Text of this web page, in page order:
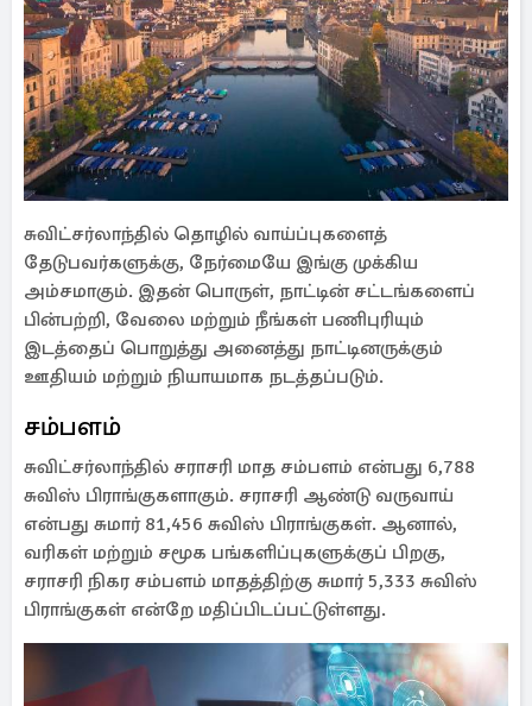
சுவிட்சர்லாந்தில் தொழில் வாய்ப்புகளைத்
தேடுபவர்களுக்கு, நேர்மையே இங்கு முக்கிய
அம்சமாகும். இதன் பொருள், நாட்டின் சட்டங்களைப்
பின்பற்றி, வேலை மற்றும் நீங்கள் பணிபுரியும்
இடத்தைப் பொறுத்து அனைத்து நாட்டினருக்கும்
ஊதியம் மற்றும் நியாயமாக நடத்தப்படும்.
சம்பளம்
சுவிட்சர்லாந்தில் சராசரி மாத சம்பளம் என்பது 6,788
சுவிஸ் பிராங்குகளாகும். சராசரி ஆண்டு வருவாய்
என்பது சுமார் 81,456 சுவிஸ் பிராங்குகள். ஆனால்,
வரிகள் மற்றும் சமூக பங்களிப்புகளுக்குப் பிறகு,
சராசரி நிகர சம்பளம் மாதத்திற்கு சுமார் 5,333 சுவிஸ்
பிராங்குகள் என்றே மதிப்பிடப்பட்டுள்ளது.